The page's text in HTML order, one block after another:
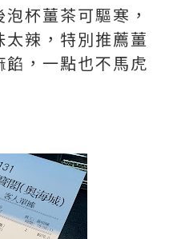
杯薑茶可驅寒，
辣，特別推薦薑
，一點也不馬虎